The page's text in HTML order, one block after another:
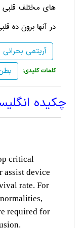
های مختلف قلبی
در آنها برون ده
آریتمی بحرانی
:کلمات کلیدی
چکیده
critical
device
rate. For
required for